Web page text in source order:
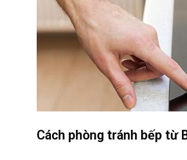
Cách phòng tránh bếp từ